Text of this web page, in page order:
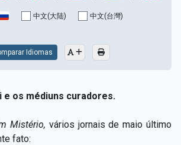
中文(大陆) 中文(台灣)
Idiomas
e os médiuns curadores.
Mistério, vários jornais de maio último
fato: